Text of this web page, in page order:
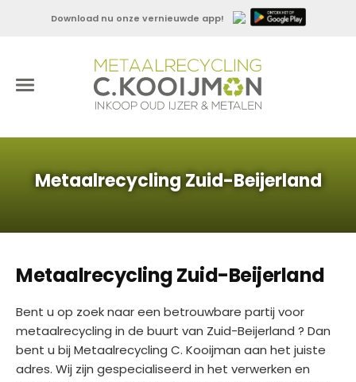
Download nu onze vernieuwde app!
Metaalrecycling Zuid-Beijerland
Metaalrecycling Zuid-Beijerland
Bent u op zoek naar een betrouwbare partij voor
metaalrecycling in de buurt van Zuid-Beijerland ? Dan
bent u bij Metaalrecycling C. Kooijman aan het juiste
adres. Wij zijn gespecialiseerd in het verwerken en